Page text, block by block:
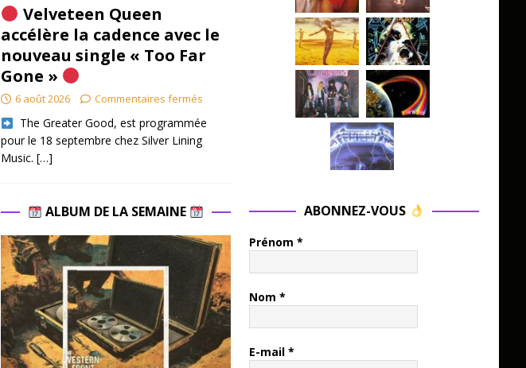
Velveteen Queen
accélère la cadence avec le
nouveau single « Too Far
Gone »
6 août 2026 Commentaires fermés
​ The Greater Good, est programmée
pour le 18 septembre chez Silver Lining
Music. […]
ALBUM DE LA SEMAINE ABONNEZ-VOUS
Prénom *
Nom *
E-mail *